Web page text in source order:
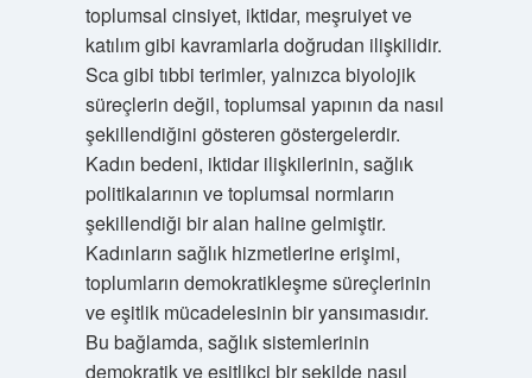
toplumsal cinsiyet, iktidar, meşruiyet ve
katılım gibi kavramlarla doğrudan ilişkilidir.
Sca gibi tıbbi terimler, yalnızca biyolojik
süreçlerin değil, toplumsal yapının da nasıl
şekillendiğini gösteren göstergelerdir.
Kadın bedeni, iktidar ilişkilerinin, sağlık
politikalarının ve toplumsal normların
şekillendiği bir alan haline gelmiştir.
Kadınların sağlık hizmetlerine erişimi,
toplumların demokratikleşme süreçlerinin
ve eşitlik mücadelesinin bir yansımasıdır.
Bu bağlamda, sağlık sistemlerinin
demokratik ve eşitlikçi bir şekilde nasıl